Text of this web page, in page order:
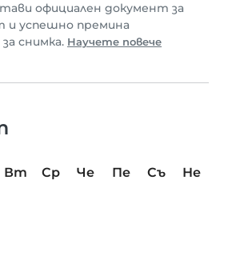
официален документ за
и успешно премина
снимка. Научете повече
Вт Ср Че Пе Съ
Не